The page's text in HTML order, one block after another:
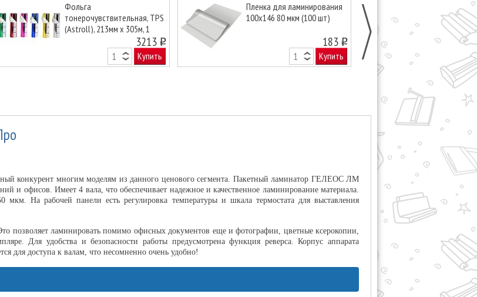
Фольга
тонерочувствительная, TPS
(Astroll), 213мм x 305м, 1
3213 o
Купить
Пленка для ламинирования
100х146 80 мкм (100 шт)
183 o
Купить
Пленка для
154x216
Next
конкурент многим моделям из данного ценового сегмента. Пакетный ламинатор ГЕЛЕОС ЛМ
и офисов. Имеет 4 вала, что обеспечивает надежное и качественное ламинирование материала.
На рабочей панели есть регулировка температуры и шкала термостата для выставления
позволяет ламинировать помимо офисных документов еще и фотографии, цветные ксерокопии,
Для удобства и безопасности работы предусмотрена функция реверса. Корпус аппарата
для доступа к валам, что несомненно очень удобно!